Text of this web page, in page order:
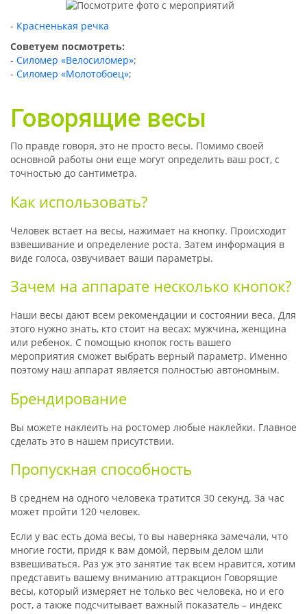
Красненькая речка
Советуем посмотреть:
- Силомер «Велосиломер»;
- Силомер «Молотобоец»;
Говорящие весы
По правде говоря, это не просто весы. Помимо своей
основной работы они еще могут определить ваш рост, с
точностью до сантиметра.
Как использовать?
Человек встает на весы, нажимает на кнопку. Происходит
взвешивание и определение роста. Затем информация в
виде голоса, озвучивает ваши параметры.
Зачем на аппарате несколько кнопок?
Наши весы дают всем рекомендации и состоянии веса. Для
этого нужно знать, кто стоит на весах: мужчина, женщина
или ребенок. С помощью кнопок гость вашего
мероприятия сможет выбрать верный параметр. Именно
поэтому наш аппарат является полностью автономным.
Брендирование
Вы можете наклеить на ростомер любые наклейки. Главное
сделать это в нашем присутствии.
Пропускная способность
В среднем на одного человека тратится 30 секунд. За час
может пройти 120 человек.
Если у вас есть дома весы, то вы наверняка замечали, что
многие гости, придя к вам домой, первым делом шли
взвешиваться. Раз уж это занятие так всем нравится, хотим
представить вашему вниманию аттракцион Говорящие
весы, который измеряет не только вес человека, но и его
рост, а также подсчитывает важный показатель – индекс